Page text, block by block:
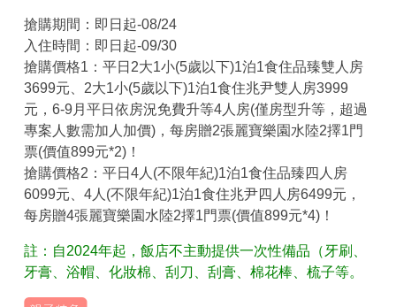
搶購期間：即日起-08/24
入住時間：即日起-09/30
搶購價格1：平日2大1小(5歲以下)1泊1食住品臻雙人房
3699元、2大1小(5歲以下)1泊1食住兆尹雙人房3999
元，6-9月平日依房況免費升等4人房(僅房型升等，超過
專案人數需加人加價)，每房贈2張麗寶樂園水陸2擇1門
票(價值899元*2)！
搶購價格2：平日4人(不限年紀)1泊1食住品臻四人房
6099元、4人(不限年紀)1泊1食住兆尹四人房6499元，
每房贈4張麗寶樂園水陸2擇1門票(價值899元*4)！
註：自2024年起，飯店不主動提供一次性備品（牙刷、
牙膏、浴帽、化妝棉、刮刀、刮膏、棉花棒、梳子等。